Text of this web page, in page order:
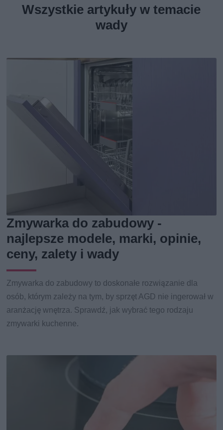
Wszystkie artykuły w temacie
wady
Zmywarka do zabudowy -
najlepsze modele, marki, opinie,
ceny, zalety i wady
Zmywarka do zabudowy to doskonałe rozwiązanie dla
osób, którym zależy na tym, by sprzęt AGD nie ingerował w
aranżację wnętrza. Sprawdź, jak wybrać tego rodzaju
zmywarki kuchenne.